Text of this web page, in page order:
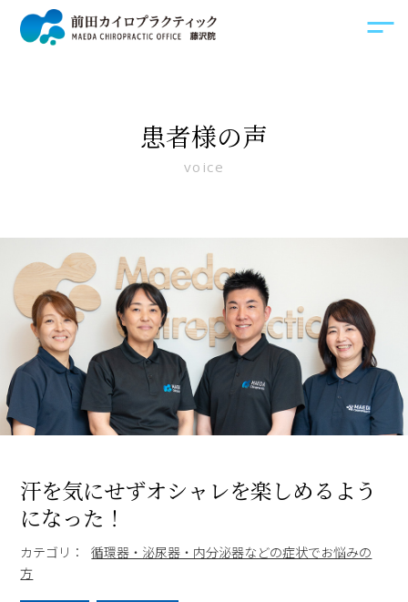
患者様の声
voice
汗を気にせずオシャレを楽しめるよう
になった！
カテゴリ：
循環器・泌尿器・内分泌器などの症状でお悩みの
方